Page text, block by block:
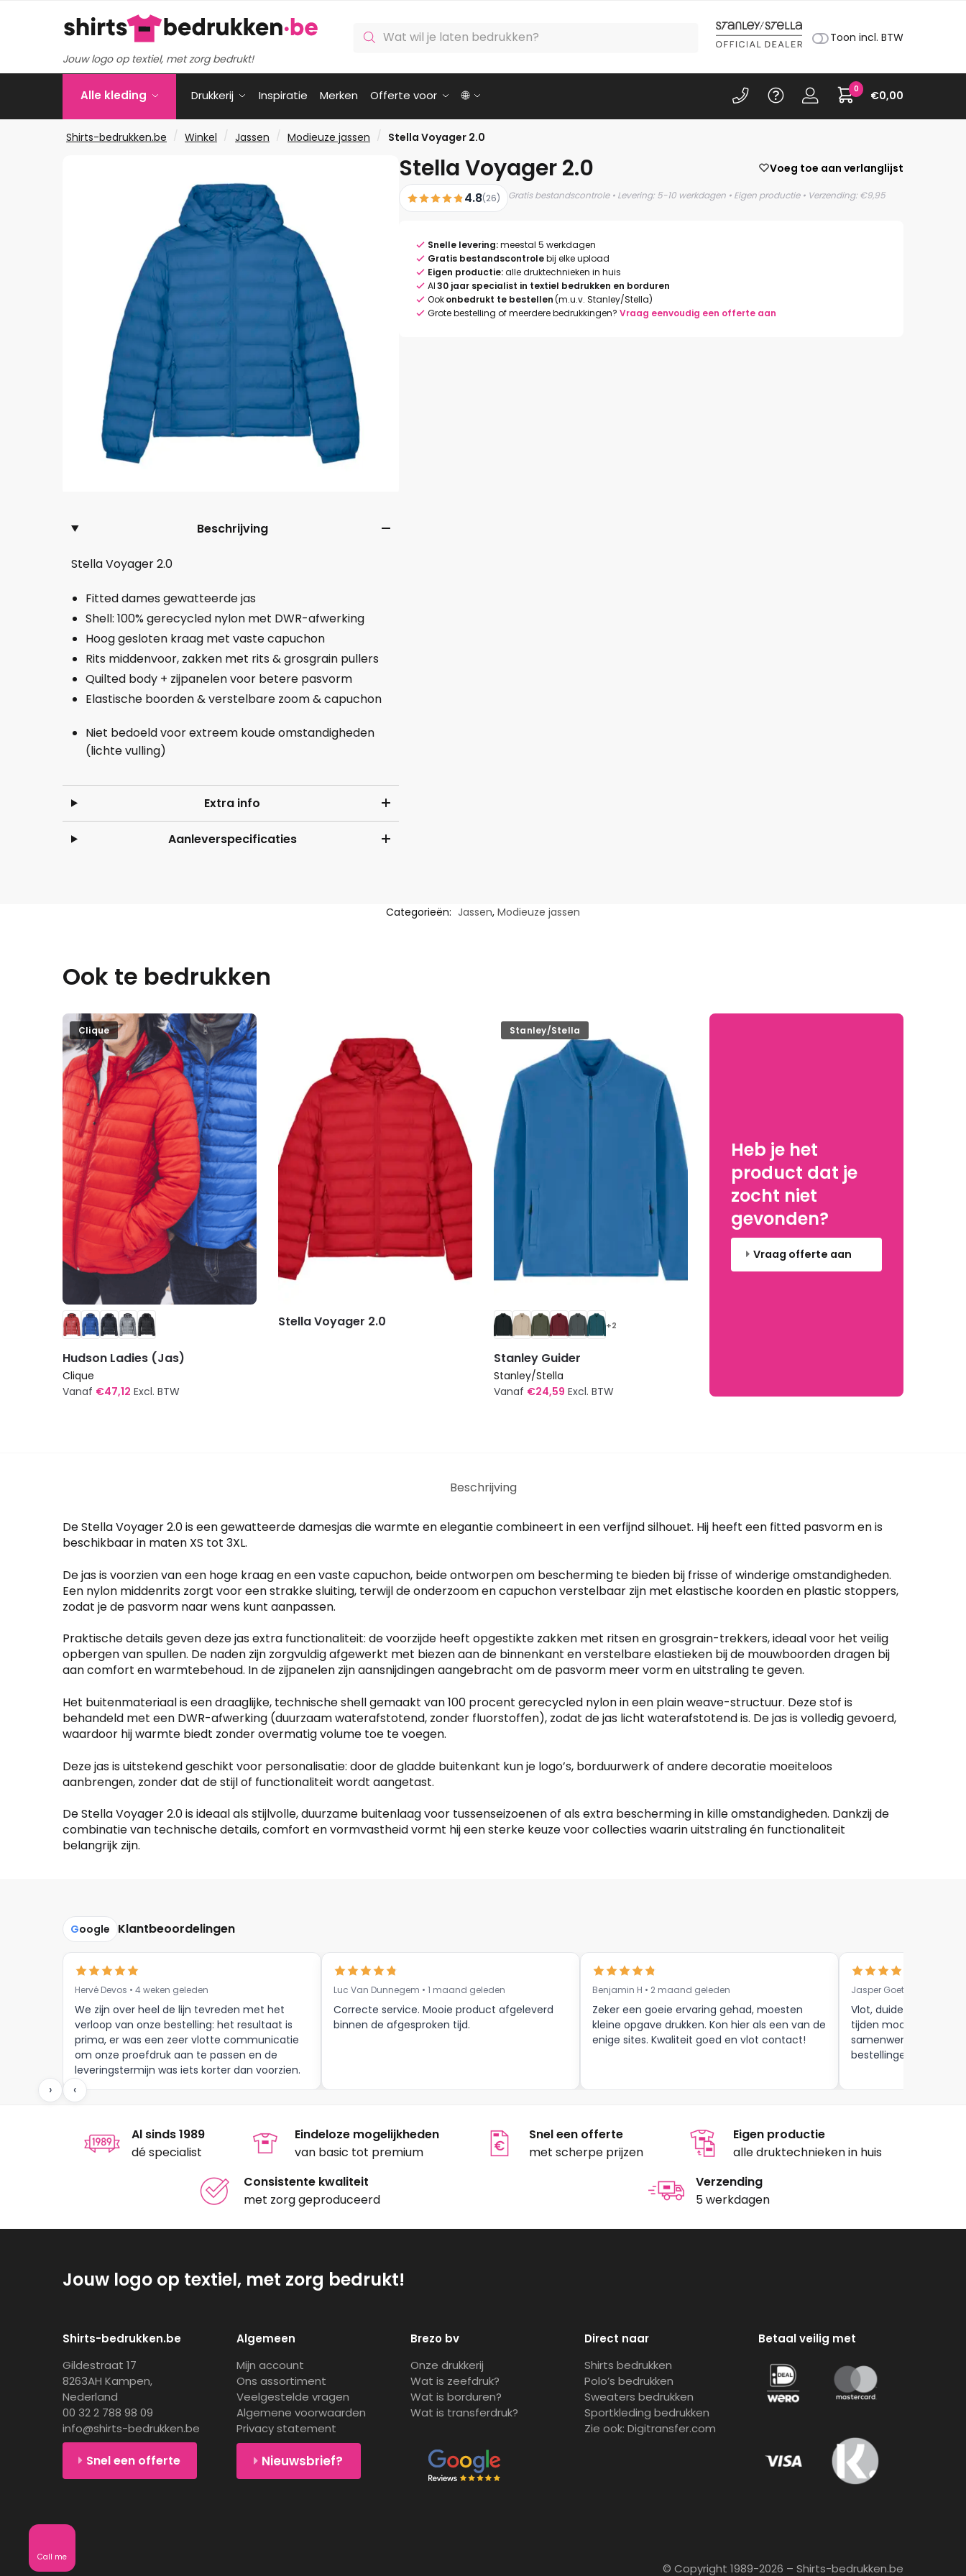
Jouw logo op textiel, met zorg bedrukt!
zoeken Toon incl. BTW
Alle kleding Drukkerij Inspiratie Merken Offerte voor 🌐 €0,00
0
Shirts-bedrukken.be / Winkel / Jassen / Modieuze jassen / Stella Voyager 2.0
Beschrijving
Stella Voyager 2.0
Fitted dames gewatteerde jas
Shell: 100% gerecycled nylon met DWR-afwerking
Hoog gesloten kraag met vaste capuchon
Rits middenvoor, zakken met rits & grosgrain pullers
Quilted body + zijpanelen voor betere pasvorm
Elastische boorden & verstelbare zoom & capuchon
Niet bedoeld voor extreem koude omstandigheden
(lichte vulling)
Extra info
Aanleverspecificaties
Stella Voyager 2.0 Voeg toe aan verlanglijst
4.8(26) Gratis bestandscontrole • Levering: 5-10 werkdagen • Eigen productie • Verzending: €9,95
Snelle levering:meestal 5 werkdagen
Gratis bestandscontrolebij elke upload
Eigen productie:alle druktechnieken in huis
Al30 jaar specialist in textiel bedrukken en borduren
Ookonbedrukt te bestellen(m.u.v. Stanley/Stella)
Grote bestelling of meerdere bedrukkingen? Vraag eenvoudig een offerte aan
Categorieën: Jassen, Modieuze jassen
Ook te bedrukken
Clique
Hudson Ladies (Jas)
Clique
Vanaf €47,12 Excl. BTW
optie
kan
worden
op
de
productpagina
Stella Voyager 2.0
Stanley/Stella
+2
Stanley Guider
Stanley/Stella
Vanaf €24,59 Excl. BTW
variaties.
optie
worden
op
productpagina
Heb je het
product dat je
zocht niet
gevonden?
Vraag offerte aan
Beschrijving
De Stella Voyager 2.0 is een gewatteerde damesjas die warmte en elegantie combineert in een verfijnd silhouet. Hij heeft een fitted pasvorm en is
beschikbaar in maten XS tot 3XL.
De jas is voorzien van een hoge kraag en een vaste capuchon, beide ontworpen om bescherming te bieden bij frisse of winderige omstandigheden.
Een nylon middenrits zorgt voor een strakke sluiting, terwijl de onderzoom en capuchon verstelbaar zijn met elastische koorden en plastic stoppers,
zodat je de pasvorm naar wens kunt aanpassen.
Praktische details geven deze jas extra functionaliteit: de voorzijde heeft opgestikte zakken met ritsen en grosgrain-trekkers, ideaal voor het veilig
opbergen van spullen. De naden zijn zorgvuldig afgewerkt met biezen aan de binnenkant en verstelbare elastieken bij de mouwboorden dragen bij
aan comfort en warmtebehoud. In de zijpanelen zijn aansnijdingen aangebracht om de pasvorm meer vorm en uitstraling te geven.
Het buitenmateriaal is een draaglijke, technische shell gemaakt van 100 procent gerecycled nylon in een plain weave-structuur. Deze stof is
behandeld met een DWR-afwerking (duurzaam waterafstotend, zonder fluorstoffen), zodat de jas licht waterafstotend is. De jas is volledig gevoerd,
waardoor hij warmte biedt zonder overmatig volume toe te voegen.
Deze jas is uitstekend geschikt voor personalisatie: door de gladde buitenkant kun je logo’s, borduurwerk of andere decoratie moeiteloos
aanbrengen, zonder dat de stijl of functionaliteit wordt aangetast.
De Stella Voyager 2.0 is ideaal als stijlvolle, duurzame buitenlaag voor tussenseizoenen of als extra bescherming in kille omstandigheden. Dankzij de
combinatie van technische details, comfort en vormvastheid vormt hij een sterke keuze voor collecties waarin uitstraling én functionaliteit
belangrijk zijn.
Google Klantbeoordelingen
Hervé Devos • 4 weken geleden
We zijn over heel de lijn tevreden met het
verloop van onze bestelling: het resultaat is
prima, er was een zeer vlotte communicatie
om onze proefdruk aan te passen en de
leveringstermijn was iets korter dan voorzien.
Meer moet dat niet zijn.
Luc Van Dunnegem • 1 maand geleden
Correcte service. Mooie product afgeleverd
binnen de afgesproken tijd.
Benjamin H • 2 maand geleden
Zeker een goeie ervaring gehad, moesten
kleine opgave drukken. Kon hier als een van de
enige sites. Kwaliteit goed en vlot contact!
Jasper Goethals • 9
Vlot, duidelijke
tijden mooie
samenwerking tot
bestellingen , zijn
‹
›
Al sinds 1989
dé specialist
Eindeloze mogelijkheden
van basic tot premium
Snel een offerte
met scherpe prijzen
Eigen productie
alle druktechnieken in huis
Consistente kwaliteit
met zorg geproduceerd
Verzending
5 werkdagen
Jouw logo op textiel, met zorg bedrukt!
Shirts-bedrukken.be
Gildestraat 17
8263AH Kampen,
Nederland
00 32 2 788 98 09
info@shirts-bedrukken.be
Snel een offerte
Algemeen
Mijn account
Ons assortiment
Veelgestelde vragen
Algemene voorwaarden
Privacy statement
Nieuwsbrief?
Brezo bv
Onze drukkerij
Wat is zeefdruk?
Wat is borduren?
Wat is transferdruk?
Direct naar
Shirts bedrukken
Polo’s bedrukken
Sweaters bedrukken
Sportkleding bedrukken
Zie ook: Digitransfer.com
Betaal veilig met
© Copyright 1989-2026 – Shirts-bedrukken.be
Call me